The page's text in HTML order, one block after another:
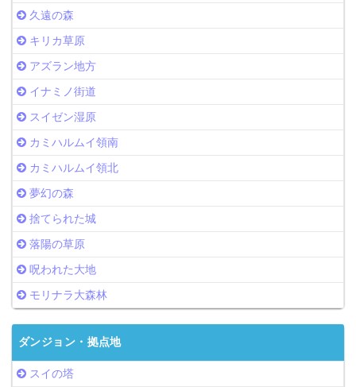
久遠の森
キリカ草原
アズラン地方
イナミノ街道
スイゼン湿原
カミハルムイ領南
カミハルムイ領北
夢幻の森
捨てられた城
落陽の草原
呪われた大地
モリナラ大森林
ダンジョン・拠点地
スイの塔